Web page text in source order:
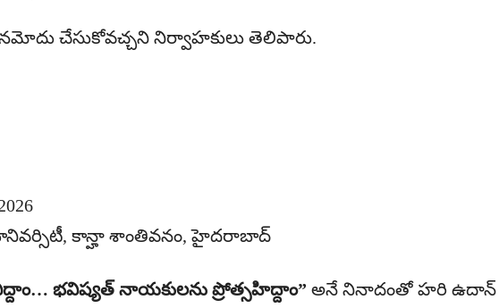
చేసుకోవచ్చని నిర్వాహకులు తెలిపారు.
కాన్హా శాంతివనం, హైదరాబాద్
భవిష్యత్ నాయకులను ప్రోత్సహిద్దాం” అనే నినాదంతో హరి ఉదాన్